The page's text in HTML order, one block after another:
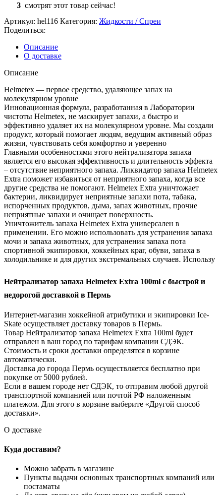
3 смотрят этот товар сейчас!
Артикул: hel116 Категория: Жидкости / Спреи
Поделиться:
Описание
О доставке
Описание
Helmetex — первое средство, удаляющее запах на
молекулярном уровне
Инновационная формула, разработанная в Лаборатории
чистоты Helmetex, не маскирует запахи, а быстро и
эффективно удаляет их на молекулярном уровне. Мы создали
продукт, который помогает людям, ведущим активный образ
жизни, чувствовать себя комфортно и уверенно
Главными особенностями этого нейтрализатора запаха
является его высокая эффективность и длительность эффекта
– отсутствие неприятного запаха. Ликвидатор запаха Helmetex
Extra поможет избавиться от неприятного запаха, когда все
другие средства не помогают. Helmetex Extra уничтожает
бактерии, ликвидирует неприятные запахи пота, табака,
испорченных продуктов, дыма, запах животных, прочие
неприятные запахи и очищает поверхность.
Уничтожитель запаха Helmetex Extra универсален в
применении. Его можно использовать для устранения запаха
мочи и запаха животных, для устранения запаха пота
спортивной экипировки, хоккейных краг, обуви, запаха в
холодильнике и для других экстремальных случаев. Использу
Нейтрализатор запаха Helmetex Extra 100ml с быстрой и
недорогой доставкой в Пермь
Интернет-магазин хоккейной атрибутики и экипировки Ice-
Skate осуществляет доставку товаров в Пермь.
Товар Нейтрализатор запаха Helmetex Extra 100ml будет
отправлен в ваш город по тарифам компании СДЭК.
Стоимость и сроки доставки определятся в корзине
автоматически.
Доставка до города Пермь осуществляется бесплатно при
покупке от 5000 рублей.
Если в вашем городе нет СДЭК, то отправим любой другой
транспортной компанией или почтой РФ наложенным
платежом. Для этого в корзине выберите «Другой способ
доставки».
О доставке
Куда доставим?
Можно забрать в магазине
Пункты выдачи основных транспортных компаний или
постаматы